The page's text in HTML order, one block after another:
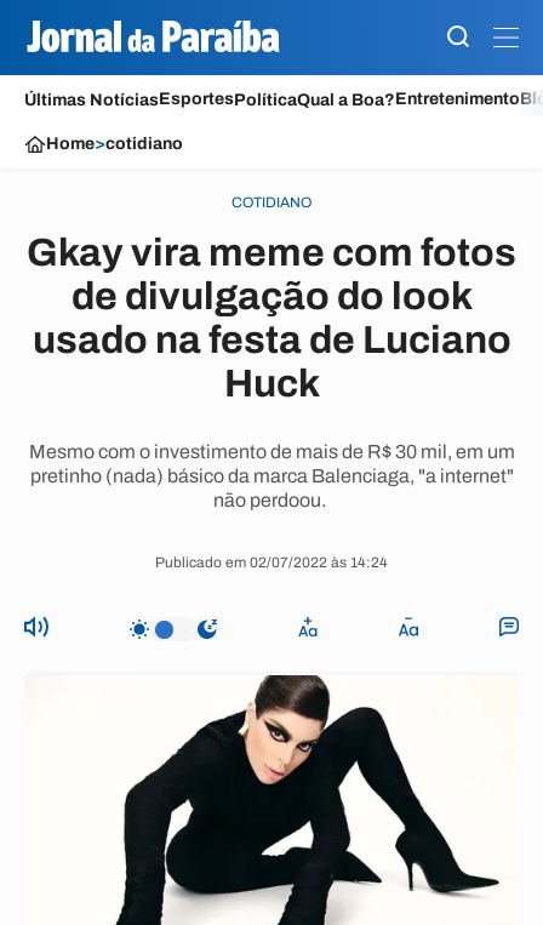
Últimas NotíciasEsportesPolíticaQual a Boa?Entretenimento
Home>cotidiano
COTIDIANO
Gkay vira meme com fotos
de divulgação do look
usado na festa de Luciano
Huck
Mesmo com o investimento de mais de R$ 30 mil, em um
pretinho (nada) básico da marca Balenciaga, "a internet"
não perdoou.
Publicado em 02/07/2022 às 14:24